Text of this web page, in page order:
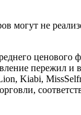
могут не
ценового
пережил и
Kiabi,